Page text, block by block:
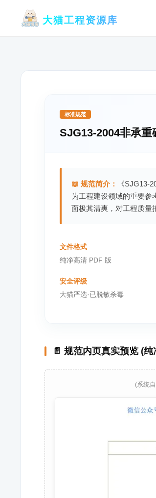
大猫工程资源库
标准规范
SJG13-2004非承
📖 规范简介：
《SJG13-
为工程建设领域的重要参
面极其清爽，对工程质量
文件格式
纯净高清 PDF 版
安全评级
大猫严选·已脱敏杀毒
📄 规范内页真实预览 (纯
(系统